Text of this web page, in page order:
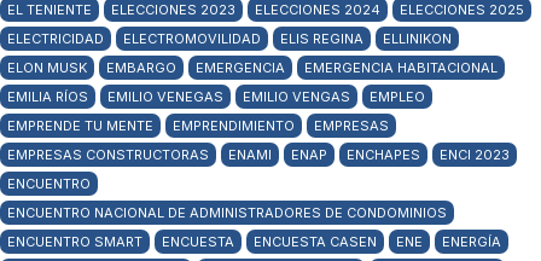
EL TENIENTE
ELECCIONES 2023 ELECCIONES 2024
ELECCIONES 2025
ELECTRICIDAD
ELECTROMOVILIDAD ELIS REGINA
ELLINIKON
ELON MUSK
EMBARGO EMERGENCIA
EMERGENCIA HABITACIONAL
EMILIA RÍOS
EMILIO VENEGAS EMILIO VENGAS
EMPLEO
EMPRENDE TU MENTE
EMPRENDIMIENTO
EMPRESAS
EMPRESAS CONSTRUCTORAS
ENAMI ENAP ENCHAPES
ENCI 2023
ENCUENTRO
ENCUENTRO NACIONAL DE ADMINISTRADORES DE CONDOMINIOS
ENCUENTRO SMART
ENCUESTA ENCUESTA CASEN ENE
ENERGÍA